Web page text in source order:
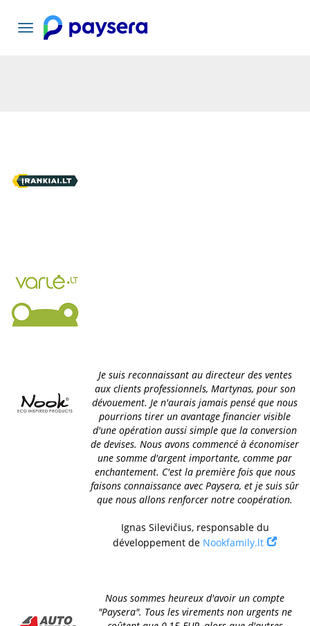
Basculer
Je suis reconnaissant au directeur des ventes
aux clients professionnels, Martynas, pour son
dévouement. Je n'aurais jamais pensé que nous
pourrions tirer un avantage financier visible
d'une opération aussi simple que la conversion
de devises. Nous avons commencé à économiser
une somme d'argent importante, comme par
enchantement. C'est la première fois que nous
faisons connaissance avec Paysera, et je suis sûr
que nous allons renforcer notre coopération.
Ignas Silevičius, responsable du
développement de Nookfamily.lt
Nous sommes heureux d'avoir un compte
"Paysera". Tous les virements non urgents ne